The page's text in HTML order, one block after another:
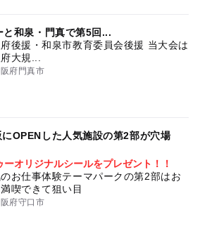
和泉・門真で第5回...
後援・和泉市教育委員会後援 当大会は
大規...
府門真市
OPENした人気施設の第2部が穴場
オリジナルシールをプレゼント！！
お仕事体験テーマパークの第2部はお
喫できて狙い目
府守口市